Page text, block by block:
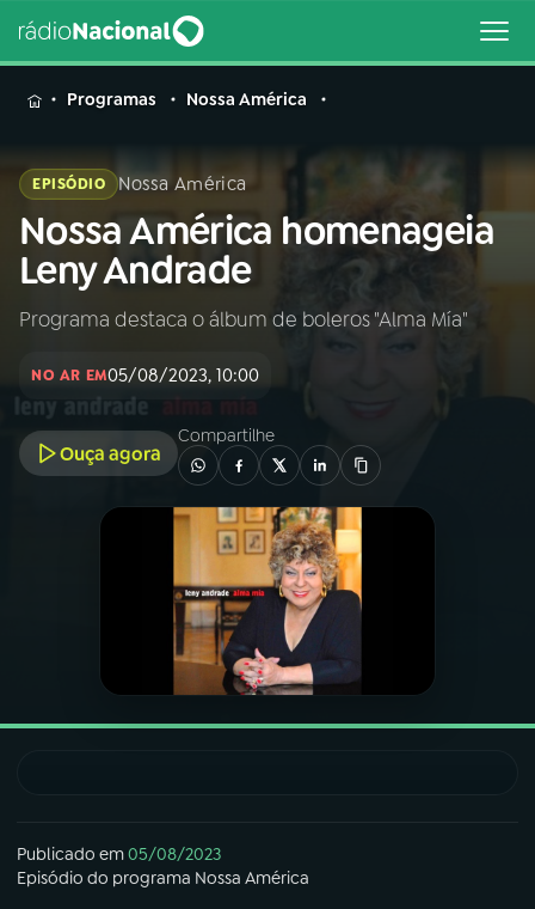
MENU
Buscar
na
Rádio
Nacional
Buscar
01INÍCIO
A RÁDIO
PROGRAMAÇÃO
PROGRAMAS
Programas Nossa América
EPISÓDIO Nossa América
Nossa América homenageia
Leny Andrade
Programa destaca o álbum de boleros "Alma Mía"
NO AR EM05/08/2023, 10:00
Ouça agora
Compartilhe
Publicado em05/08/2023
Episódio do programa Nossa América